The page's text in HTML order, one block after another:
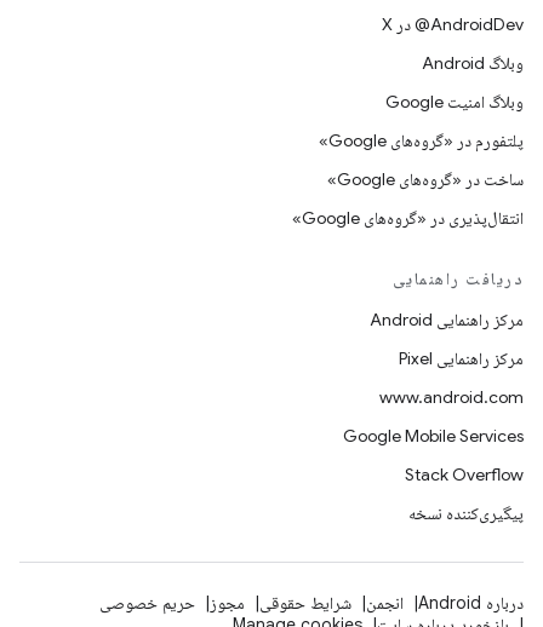
‫‎@AndroidDev در X
وبلاگ Android
وبلاگ امنیت Google
پلتفورم در «گروه‌های Google»
ساخت در «گروه‌های Google»
انتقال‌پذیری در «گروه‌های Google»
دریافت راهنمایی
مرکز راهنمایی Android
مرکز راهنمایی Pixel
www.android.com
Google Mobile Services
Stack Overflow
پیگیری‌کننده نسخه
درباره Android انجمن شرایط حقوقی مجوز
حریم خصوصی